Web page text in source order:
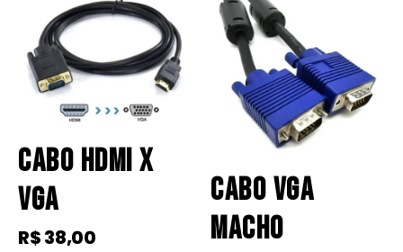
Cabo Hdmi X
Vga
R$38,00
Cabo Vga
Macho